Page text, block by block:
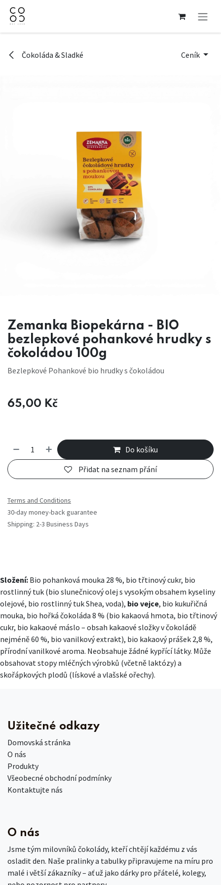
Přejít na obsah
Čokoláda & Sladké Ceník
Zemanka Biopekárna - BIO
bezlepkové pohankové hrudky s
čokoládou 100g
Bezlepkové Pohankové bio hrudky s čokoládou
65,00 Kč
Do košíku
Přidat na seznam přání
Terms and Conditions
30-day money-back guarantee
Shipping: 2-3 Business Days
Složení: Bio pohanková mouka 28 %, bio třtinový cukr, bio
rostlinný tuk (bio slunečnicový olej s vysokým obsahem kyseliny
olejové, bio rostlinný tuk Shea, voda), bio vejce, bio kukuřičná
mouka, bio hořká čokoláda 8 % (bio kakaová hmota, bio třtinový
cukr, bio kakaové máslo – obsah kakaové složky v čokoládě
nejméně 60 %, bio vanilkový extrakt), bio kakaový prášek 2,8 %,
přírodní vanilkové aroma. Neobsahuje žádné kypřící látky. Může
obsahovat stopy mléčných výrobků (včetně laktózy) a
skořápkových plodů (lískové a vlašské ořechy).
Užitečné odkazy
Domovská stránka
O nás
Produkty
Všeobecné obchodní podmínky
Kontaktujte nás
O nás
Jsme tým milovníků čokolády, kteří chtějí každému z vás
osladit den. Naše pralinky a tabulky připravujeme na míru pro
malé i větší zákazníky – ať už jako dárky pro přátelé, kolegy,